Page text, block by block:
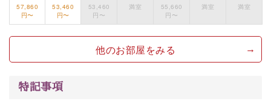
事、諏訪湖に包まれるお部屋、 大人のたしなみを感じて
いただける、美しく癒される宿で贅沢に幸せのときを安
心してお過ごしください。
57,860
円〜
53,460
円〜
53,460
円〜
満室
55,660
円〜
満室 満室
他のお部屋をみる
特記事項